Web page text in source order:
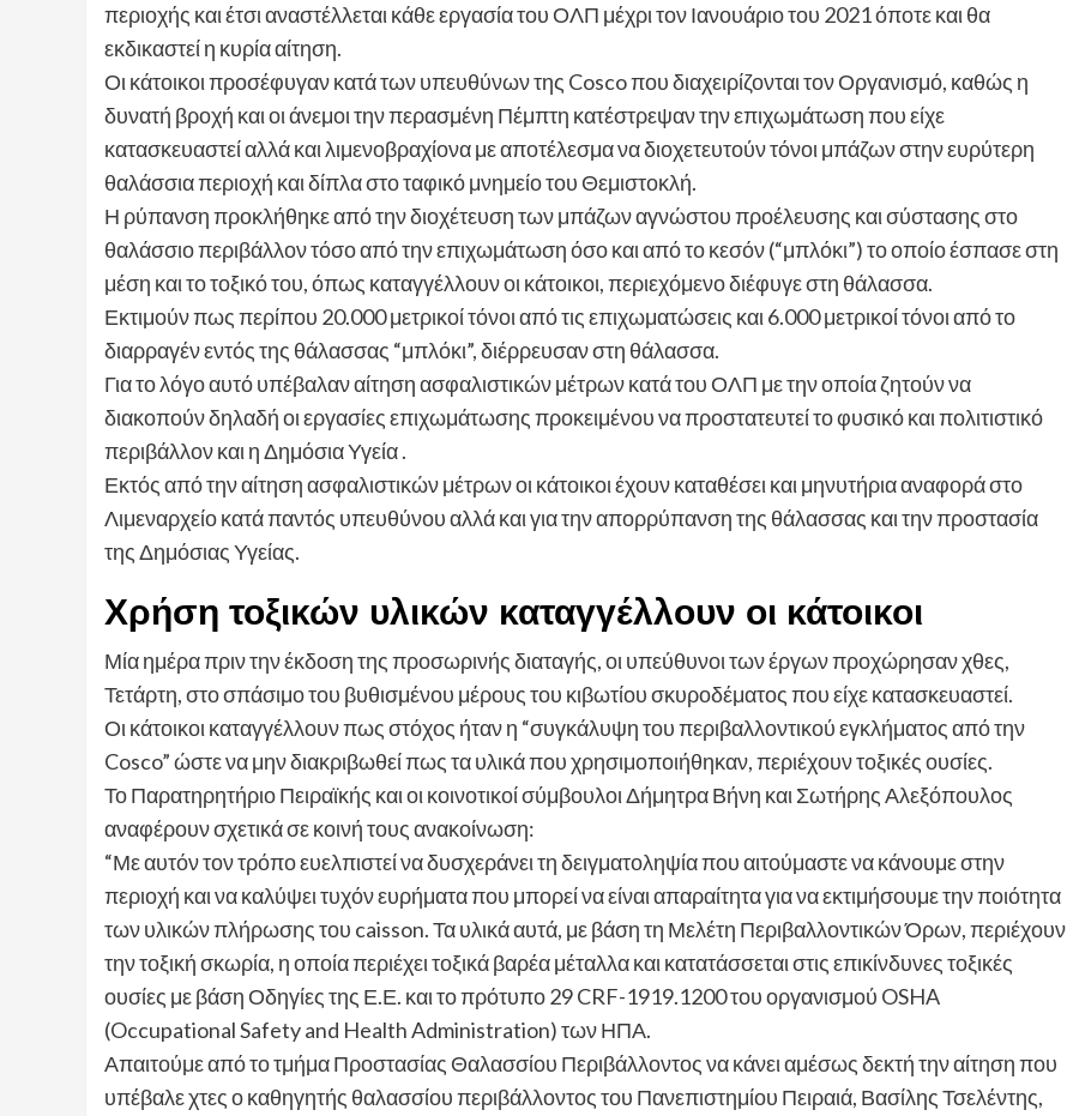
περιοχής και έτσι αναστέλλεται κάθε εργασία του ΟΛΠ μέχρι τον Ιανουάριο του 2021 όποτε και θα
εκδικαστεί η κυρία αίτηση.
Οι κάτοικοι προσέφυγαν κατά των υπευθύνων της Cosco που διαχειρίζονται τον Οργανισμό, καθώς η
δυνατή βροχή και οι άνεμοι την περασμένη Πέμπτη κατέστρεψαν την επιχωμάτωση που είχε
κατασκευαστεί αλλά και λιμενοβραχίονα με αποτέλεσμα να διοχετευτούν τόνοι μπάζων στην ευρύτερη
θαλάσσια περιοχή και δίπλα στο ταφικό μνημείο του Θεμιστοκλή.
Η ρύπανση προκλήθηκε από την διοχέτευση των μπάζων αγνώστου προέλευσης και σύστασης στο
θαλάσσιο περιβάλλον τόσο από την επιχωμάτωση όσο και από το κεσόν (“μπλόκι”) το οποίο έσπασε στη
μέση και το τοξικό του, όπως καταγγέλλουν οι κάτοικοι, περιεχόμενο διέφυγε στη θάλασσα.
Εκτιμούν πως περίπου 20.000 μετρικοί τόνοι από τις επιχωματώσεις και 6.000 μετρικοί τόνοι από το
διαρραγέν εντός της θάλασσας “μπλόκι”, διέρρευσαν στη θάλασσα.
Για το λόγο αυτό υπέβαλαν αίτηση ασφαλιστικών μέτρων κατά του ΟΛΠ με την οποία ζητούν να
διακοπούν δηλαδή οι εργασίες επιχωμάτωσης προκειμένου να προστατευτεί το φυσικό και πολιτιστικό
περιβάλλον και η Δημόσια Υγεία .
Εκτός από την αίτηση ασφαλιστικών μέτρων οι κάτοικοι έχουν καταθέσει και μηνυτήρια αναφορά στο
Λιμεναρχείο κατά παντός υπευθύνου αλλά και για την απορρύπανση της θάλασσας και την προστασία
της Δημόσιας Υγείας.
Χρήση τοξικών υλικών καταγγέλλουν οι κάτοικοι
Μία ημέρα πριν την έκδοση της προσωρινής διαταγής, οι υπεύθυνοι των έργων προχώρησαν χθες,
Τετάρτη, στο σπάσιμο του βυθισμένου μέρους του κιβωτίου σκυροδέματος που είχε κατασκευαστεί.
Οι κάτοικοι καταγγέλλουν πως στόχος ήταν η “συγκάλυψη του περιβαλλοντικού εγκλήματος από την
Cosco” ώστε να μην διακριβωθεί πως τα υλικά που χρησιμοποιήθηκαν, περιέχουν τοξικές ουσίες.
Το Παρατηρητήριο Πειραϊκής και οι κοινοτικοί σύμβουλοι Δήμητρα Βήνη και Σωτήρης Αλεξόπουλος
αναφέρουν σχετικά σε κοινή τους ανακοίνωση:
“Με αυτόν τον τρόπο ευελπιστεί να δυσχεράνει τη δειγματοληψία που αιτούμαστε να κάνουμε στην
περιοχή και να καλύψει τυχόν ευρήματα που μπορεί να είναι απαραίτητα για να εκτιμήσουμε την ποιότητα
των υλικών πλήρωσης του caisson. Τα υλικά αυτά, με βάση τη Μελέτη Περιβαλλοντικών Όρων, περιέχουν
την τοξική σκωρία, η οποία περιέχει τοξικά βαρέα μέταλλα και κατατάσσεται στις επικίνδυνες τοξικές
ουσίες με βάση Οδηγίες της Ε.Ε. και το πρότυπο 29 CRF-1919.1200 του οργανισμού OSHA
(Occupational Safety and Health Administration) των ΗΠΑ.
Απαιτούμε από το τμήμα Προστασίας Θαλασσίου Περιβάλλοντος να κάνει αμέσως δεκτή την αίτηση που
υπέβαλε χτες ο καθηγητής θαλασσίου περιβάλλοντος του Πανεπιστημίου Πειραιά, Βασίλης Τσελέντης,